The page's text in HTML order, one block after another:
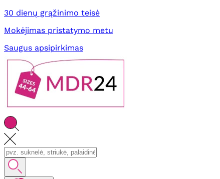
30 dienų grąžinimo teisė
Mokėjimas pristatymo metu
Saugus apsipirkimas